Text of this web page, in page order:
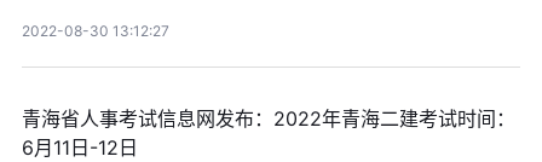
2022-08-30 13:12:27
青海省人事考试信息网发布：2022年青海二建考试时间：
6月11日-12日